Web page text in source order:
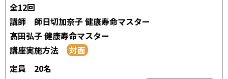
全12回
講師
師日切加奈子 健康寿命マスター
髙田弘子 健康寿命マスター
講座実施方法
定員
20名